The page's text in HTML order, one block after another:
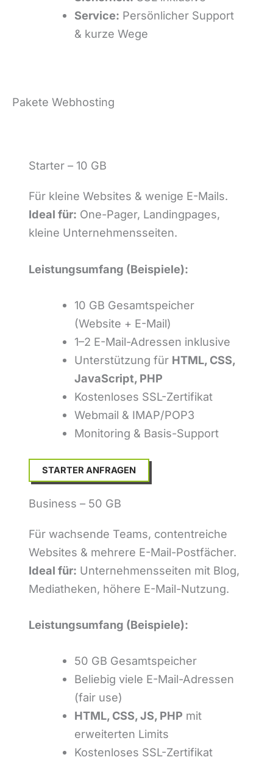
Service: Persönlicher Support
& kurze Wege
Pakete Webhosting
Starter – 10 GB
Für kleine Websites & wenige E-Mails.
Ideal für: One-Pager, Landingpages,
kleine Unternehmensseiten.
Leistungsumfang (Beispiele):
10 GB Gesamtspeicher
(Website + E-Mail)
1–2 E-Mail-Adressen inklusive
Unterstützung für HTML, CSS,
JavaScript, PHP
Kostenloses SSL-Zertifikat
Webmail & IMAP/POP3
Monitoring & Basis-Support
STARTER ANFRAGEN
Business – 50 GB
Für wachsende Teams, contentreiche
Websites & mehrere E-Mail-Postfächer.
Ideal für: Unternehmensseiten mit Blog,
Mediatheken, höhere E-Mail-Nutzung.
Leistungsumfang (Beispiele):
50 GB Gesamtspeicher
Beliebig viele E-Mail-Adressen
(fair use)
HTML, CSS, JS, PHP mit
erweiterten Limits
Kostenloses SSL-Zertifikat